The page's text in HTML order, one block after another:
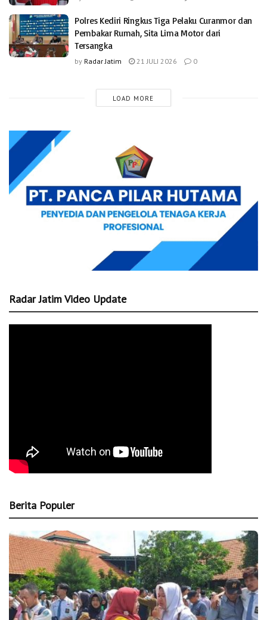
Polres Kediri Ringkus Tiga Pelaku Curanmor dan
Pembakar Rumah, Sita Lima Motor dari
Tersangka
by Radar Jatim 21 JULI 2026 0
LOAD MORE
Radar Jatim Video Update
Berita Populer